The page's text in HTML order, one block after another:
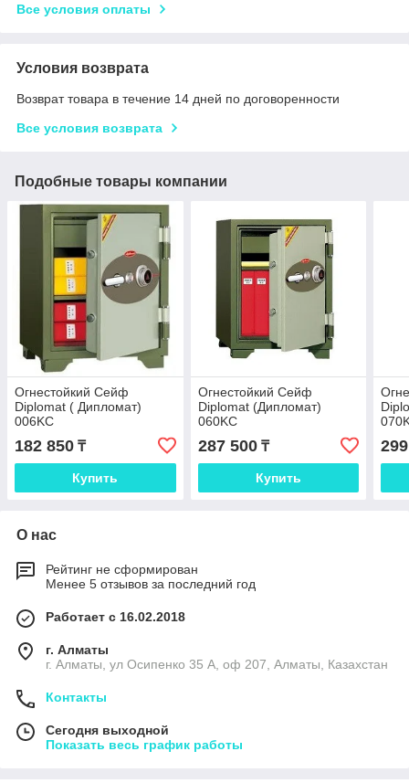
Все условия оплаты
Условия возврата
Возврат товара в течение 14 дней по договоренности
Все условия возврата
Подобные товары компании
Огнестойкий Сейф
Diplomat ( Дипломат)
006KC
182 850 ₸
Купить
Огнестойкий Сейф
Diplomat (Дипломат)
060KC
287 500₸
Купить
О нас
Рейтинг не сформирован
Менее 5 отзывов за последний год
Работает с 16.02.2018
г. Алматы
г. Алматы, ул Осипенко 35 А, оф 207, Алматы, Казахстан
Контакты
Сегодня выходной
Показать весь график работы